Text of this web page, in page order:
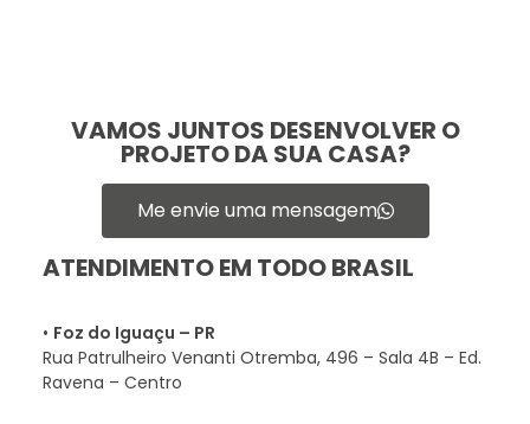
VAMOS JUNTOS DESENVOLVER O
PROJETO DA SUA CASA?
Me envie uma mensagem
ATENDIMENTO EM TODO BRASIL
• Foz do Iguaçu – PR
Rua Patrulheiro Venanti Otremba, 496 – Sala 4B – Ed.
Ravena – Centro